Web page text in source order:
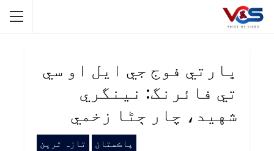
ڀارتي فوج جي ايل او سي
تي فائرنگ: نينگري
شهيد، چار ڄڻا زخمي
پاڪستان تازہ ترین